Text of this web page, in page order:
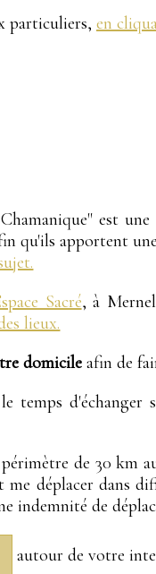
particuliers, en
est
qu'ils apportent
Sacré, à
lieux.
domicileafin de
temps
de 30 km
me déplacer dans
indemnité de
autour de votre